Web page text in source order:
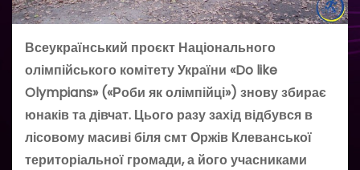
Всеукраїнський проєкт Національного
олімпійського комітету України «Do like
Olympians» («Роби як олімпійці») знову збирає
юнаків та дівчат. Цього разу захід відбувся в
лісовому масиві біля смт Оржів Клеванської
територіальної громади, а його учасниками